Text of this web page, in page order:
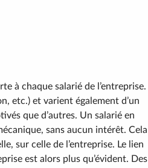
à chaque salarié de l’entreprise.
etc.) et varient également d’un
que d’autres. Un salarié en
sans aucun intérêt. Cela
sur celle de l’entreprise. Le lien
est alors plus qu’évident. Des